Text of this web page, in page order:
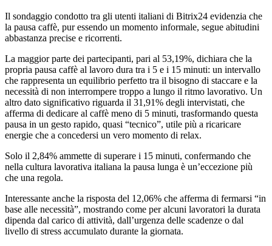
Il sondaggio condotto tra gli utenti italiani di Bitrix24 evidenzia che
la pausa caffè, pur essendo un momento informale, segue abitudini
abbastanza precise e ricorrenti.
La maggior parte dei partecipanti, pari al 53,19%, dichiara che la
propria pausa caffè al lavoro dura tra i 5 e i 15 minuti: un intervallo
che rappresenta un equilibrio perfetto tra il bisogno di staccare e la
necessità di non interrompere troppo a lungo il ritmo lavorativo. Un
altro dato significativo riguarda il 31,91% degli intervistati, che
afferma di dedicare al caffè meno di 5 minuti, trasformando questa
pausa in un gesto rapido, quasi “tecnico”, utile più a ricaricare
energie che a concedersi un vero momento di relax.
Solo il 2,84% ammette di superare i 15 minuti, confermando che
nella cultura lavorativa italiana la pausa lunga è un’eccezione più
che una regola.
Interessante anche la risposta del 12,06% che afferma di fermarsi “in
base alle necessità”, mostrando come per alcuni lavoratori la durata
dipenda dal carico di attività, dall’urgenza delle scadenze o dal
livello di stress accumulato durante la giornata.